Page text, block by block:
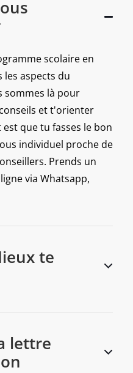
scolaire en
aspects du
sommes là pour
et t'orienter
que tu fasses le bon
individuel proche de
Prends un
via Whatsapp,
te
lettre